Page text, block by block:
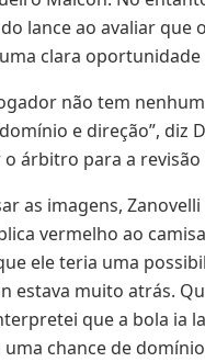
lance ao avaliar que
clara oportunidade
não tem
e direção”, diz
o árbitro para a
as imagens,
vermelho ao
ele teria uma
estava muito atrás.
que a bola ia
uma chance de